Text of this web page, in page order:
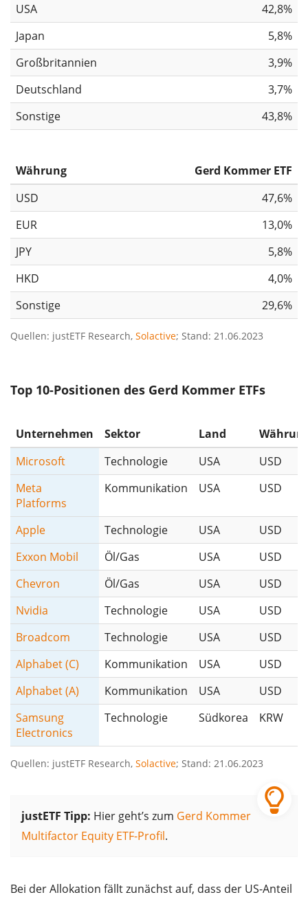
USA
42,8%
Japan
5,8%
Großbritannien
3,9%
Deutschland
3,7%
Sonstige
43,8%
Währung
Gerd Kommer ETF
USD
47,6%
EUR
13,0%
JPY
5,8%
HKD
4,0%
Sonstige
29,6%
Quellen: justETF Research, Solactive; Stand: 21.06.2023
Top 10-Positionen des Gerd Kommer ETFs
Unternehmen Sektor Land
Microsoft
Technologie USA
USD
Meta
Platforms
Kommunikation USA USD
Apple Technologie USA
USD
Exxon Mobil
Öl/Gas USA
USD
Chevron
Öl/Gas USA
USD
Nvidia
Technologie USA
USD
Broadcom
Technologie USA
USD
Alphabet (C)
Kommunikation USA
USD
Alphabet (A)
Kommunikation USA
USD
Samsung
Electronics
Technologie Südkorea KRW
Quellen: justETF Research, Solactive; Stand: 21.06.2023
justETF Tipp: Hier geht’s zum Gerd Kommer
Multifactor Equity ETF-Profil.
Bei der Allokation fällt zunächst auf, dass der US-Anteil